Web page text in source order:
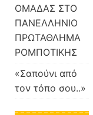
ΟΜΑΔΑΣ ΣΤΟ
ΠΑΝΕΛΛΗΝΙΟ
ΠΡΩΤΑΘΛΗΜΑ
ΡΟΜΠΟΤΙΚΗΣ
«Σαπούνι από
τον τόπο σου..»